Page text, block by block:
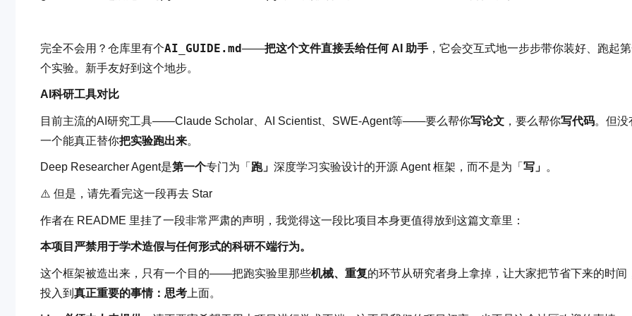
完全不会用？仓库里有个AI_GUIDE.md——把这个文件直接丢给任何 AI 助手 ，它会交互式地一步步带你装好、跑起
个实验。新手友好到这个地步。
AI科研工具对比
目前主流的AI研究工具——Claude Scholar、AI Scientist、SWE-Agent等——要么帮你写论文 ，要么帮你写代码。但没
一个能真正替你把实验跑出来。
Deep Researcher Agent是第一个专门为「 跑」 深度学习实验设计的开源 Agent 框架，而不是为「 写」 。
⚠️ 但是，请先看完这一段再去 Star
作者在 README 里挂了一段非常严肃的声明，我觉得这一段比项目本身更值得放到这篇文章里：
本项目严禁用于学术造假与任何形式的科研不端行为。
这个框架被造出来，只有一个目的——把跑实验里那些机械、重复的环节从研究者身上拿掉，让大家把节省下来的时间
投入到 真正重要的事情：思考 上面。